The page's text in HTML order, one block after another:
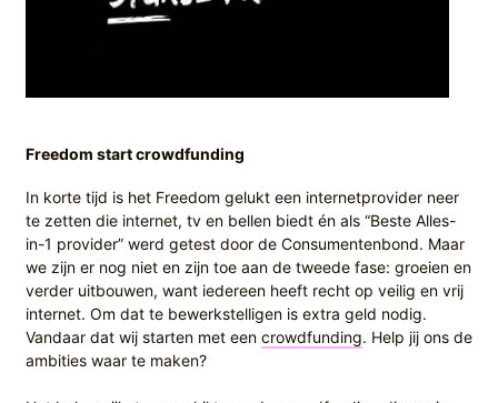
Freedom start crowdfunding
In korte tijd is het Freedom gelukt een internetprovider neer
te zetten die internet, tv en bellen biedt én als “Beste Alles-
in-1 provider” werd getest door de Consumentenbond. Maar
we zijn er nog niet en zijn toe aan de tweede fase: groeien en
verder uitbouwen, want iedereen heeft recht op veilig en vrij
internet. Om dat te bewerkstelligen is extra geld nodig.
Vandaar dat wij starten met een crowdfunding. Help jij ons de
ambities waar te maken?